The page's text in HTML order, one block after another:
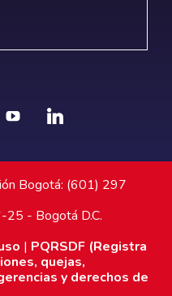
Bogotá: (601) 297
25 - Bogotá D.C.
| PQRSDF (Registra
quejas,
y derechos de